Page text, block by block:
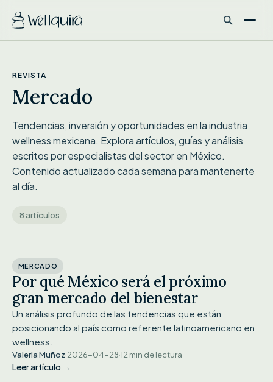
REVISTA
Mercado
Tendencias, inversión y oportunidades en la industria
wellness mexicana. Explora artículos, guías y análisis
escritos por especialistas del sector en México.
Contenido actualizado cada semana para mantenerte
al día.
8 artículos
MERCADO
Por qué México será el próximo
gran mercado del bienestar
Un análisis profundo de las tendencias que están
posicionando al país como referente latinoamericano en
wellness.
Valeria Muñoz·2026-04-28·12 min de lectura
Leer artículo →